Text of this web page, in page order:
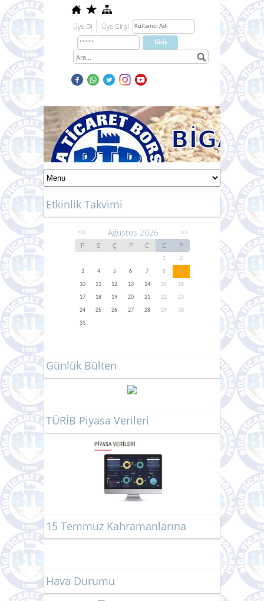
Üye Ol Üye Girişi
Etkinlik Takvimi
<< Ağustos 2026 >>
P S Ç P C C P
1
2
3
4 5 6 7 8
9
10
11 12 13 14 15
16
17
18 19 20 21 22
23
24
25 26 27 28 29
30
31
Günlük Bülten
TÜRİB Piyasa Verileri
15 Temmuz Kahramanlarına
Hava Durumu